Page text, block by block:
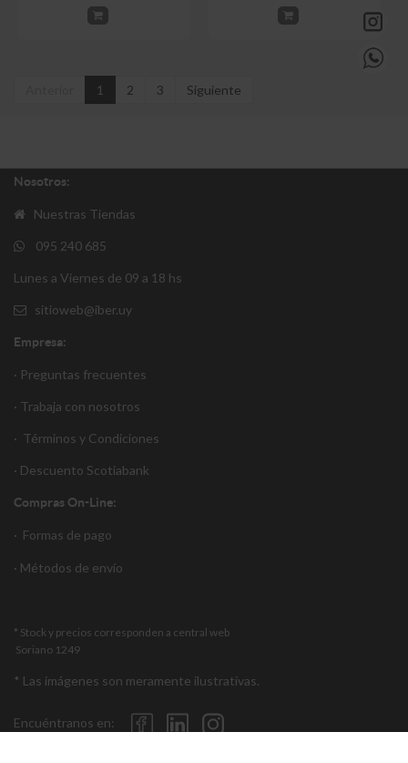
1 2 3 Siguiente
Nosotros:
Nuestras Tiendas
095 240 685
Lunes a Viernes de 09 a 18 hs
sitioweb@iber.uy
Empresa:
· Preguntas frecuentes
· Trabaja con nosotros
· Términos y Condiciones
· Descuento Scotiabank
Compras On-Line:
· Formas de pago
· Métodos de envío
* Stock y precios corresponden a central web
Soriano 1249
* Las imágenes son meramente ilustrativas.
Encuéntranos en: